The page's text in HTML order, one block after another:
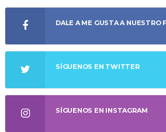
DALE A ME GUSTA A NUESTRO
SÍGUENOS EN TWITTER
SÍGUENOS EN INSTAGRAM